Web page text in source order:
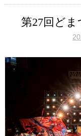
第27回どま